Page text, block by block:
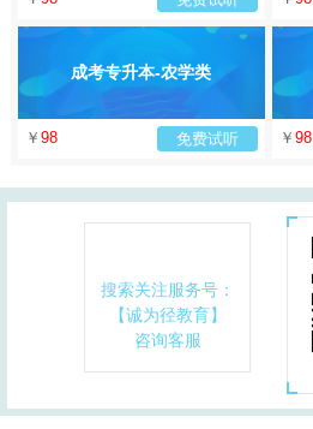
成考专升本-农学类
￥ 98 免费试听 ￥ 98
搜索关注服务号：
【诚为径教育】
咨询客服